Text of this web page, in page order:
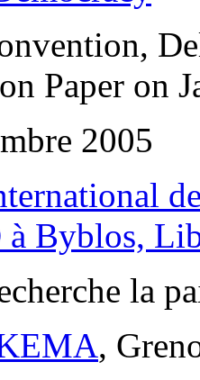
Paper on
2005
à Byblos,
la
,